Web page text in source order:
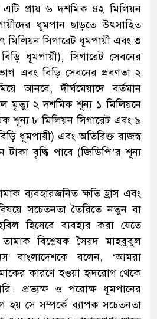
প্রায় ৬ দশমিক ৪২ মিলিয়ন
ধূমপান ছাড়তে উৎসাহিত
সিগারেট ধূমপায়ী এবং ৩
ধূমপায়ী), সিগারেট সেবনের
এবং বিড়ি সেবনের প্রবণতা ২
আনবে, দীর্ঘমেয়াদে বর্তমান
মৃত্যু ২ দশমিক শূন্য ১ মিলিয়নে
শূন্য ৮ মিলিয়ন সিগারেট এবং ৯
ধূমপায়ী) এবং অতিরিক্ত রাজস্ব
বৃদ্ধি পাবে (জিডিপি’র শূন্য
ব্যবহারজনিত ক্ষতি হ্রাস এবং
বিষয়ে সচেতনতা তৈরিতে নতুন বা
হিসেবে ব্যবহার করা যেতে
বিশ্লেষক সৈয়দ মাহবুবুল
বাংলাদেশকে বলেন, ‘আমরা
কারণে হওয়া হৃদরোগ থেকে
প্রত্যক্ষ ও পরোক্ষ ধূমপানের
হয় সে সম্পর্কে ব্যাপক সচেতনতা